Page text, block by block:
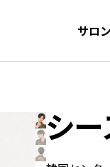
サロ
シ